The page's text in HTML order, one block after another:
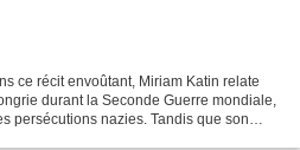
ce récit envoûtant, Miriam Katin relate
durant la Seconde Guerre mondiale,
persécutions nazies. Tandis que son